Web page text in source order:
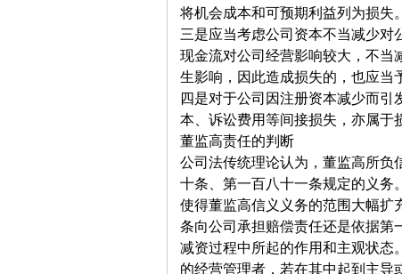
将机会成本和可预期利益列为损失。
三是应当考虑公司资本不当减少对
现金流对公司经营影响较大，不当
生影响，因此造成损失的，也应当
四是对于公司因注册资本减少而
本、诉讼费用等间接损失，亦属于
董监高责任的判断
公司法传统理论认为，董监高所负
十条、第一百八十一条规定的义务
使得董监高信义义务的范围大幅扩
条向公司承担赔偿责任还是依据第
减资过程中所起的作用和主观状态
的经营管理者，若在其中起到主导